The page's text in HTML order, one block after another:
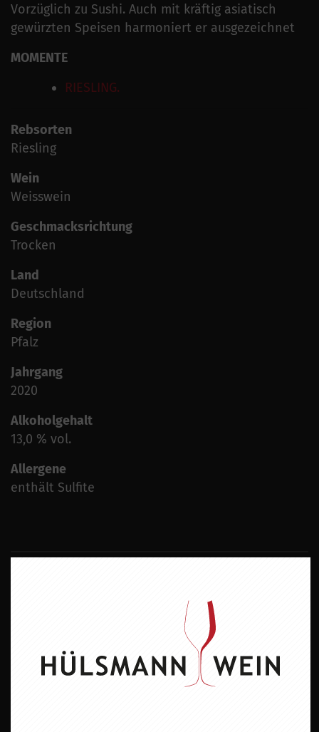
Vorzüglich zu Sushi. Auch mit kräftig asiatisch
gewürzten Speisen harmoniert er ausgezeichnet
MOMENTE
RIESLING.
Rebsorten
Riesling
Wein
Weisswein
Geschmacksrichtung
Trocken
Land
Deutschland
Region
Pfalz
Jahrgang
2020
Alkoholgehalt
13,0 % vol.
Allergene
enthält Sulfite